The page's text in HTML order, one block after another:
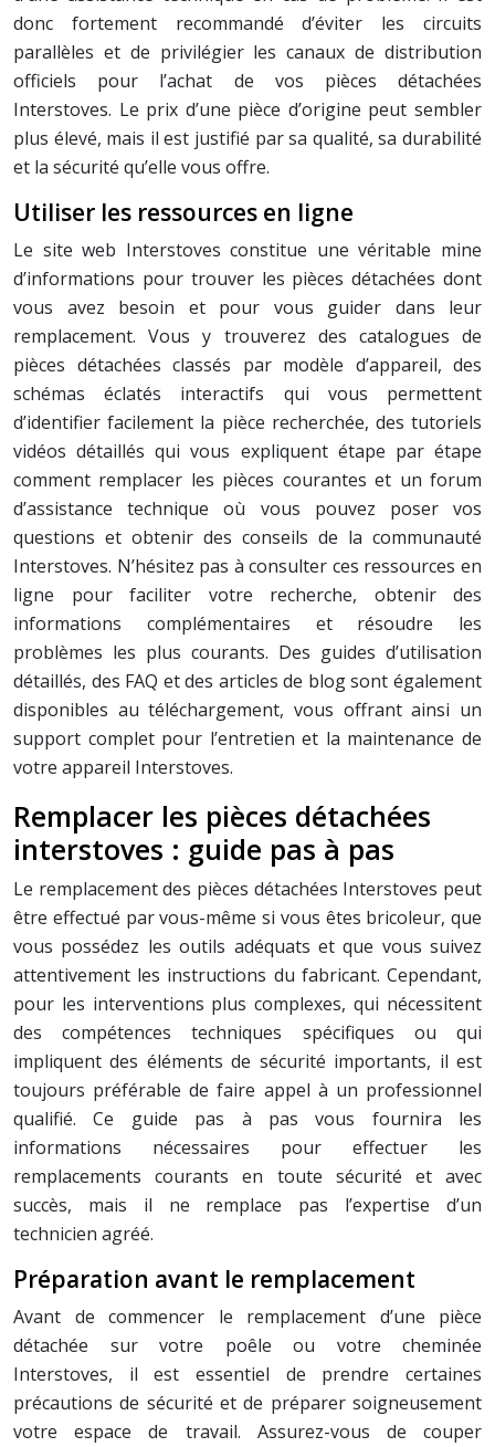
donc fortement recommandé d’éviter les circuits
parallèles et de privilégier les canaux de distribution
officiels pour l’achat de vos pièces détachées
Interstoves. Le prix d’une pièce d’origine peut sembler
plus élevé, mais il est justifié par sa qualité, sa durabilité
et la sécurité qu’elle vous offre.
Utiliser les ressources en ligne
Le site web Interstoves constitue une véritable mine
d’informations pour trouver les pièces détachées dont
vous avez besoin et pour vous guider dans leur
remplacement. Vous y trouverez des catalogues de
pièces détachées classés par modèle d’appareil, des
schémas éclatés interactifs qui vous permettent
d’identifier facilement la pièce recherchée, des tutoriels
vidéos détaillés qui vous expliquent étape par étape
comment remplacer les pièces courantes et un forum
d’assistance technique où vous pouvez poser vos
questions et obtenir des conseils de la communauté
Interstoves. N’hésitez pas à consulter ces ressources en
ligne pour faciliter votre recherche, obtenir des
informations complémentaires et résoudre les
problèmes les plus courants. Des guides d’utilisation
détaillés, des FAQ et des articles de blog sont également
disponibles au téléchargement, vous offrant ainsi un
support complet pour l’entretien et la maintenance de
votre appareil Interstoves.
Remplacer les pièces détachées
interstoves : guide pas à pas
Le remplacement des pièces détachées Interstoves peut
être effectué par vous-même si vous êtes bricoleur, que
vous possédez les outils adéquats et que vous suivez
attentivement les instructions du fabricant. Cependant,
pour les interventions plus complexes, qui nécessitent
des compétences techniques spécifiques ou qui
impliquent des éléments de sécurité importants, il est
toujours préférable de faire appel à un professionnel
qualifié. Ce guide pas à pas vous fournira les
informations nécessaires pour effectuer les
remplacements courants en toute sécurité et avec
succès, mais il ne remplace pas l’expertise d’un
technicien agréé.
Préparation avant le remplacement
Avant de commencer le remplacement d’une pièce
détachée sur votre poêle ou votre cheminée
Interstoves, il est essentiel de prendre certaines
précautions de sécurité et de préparer soigneusement
votre espace de travail. Assurez-vous de couper